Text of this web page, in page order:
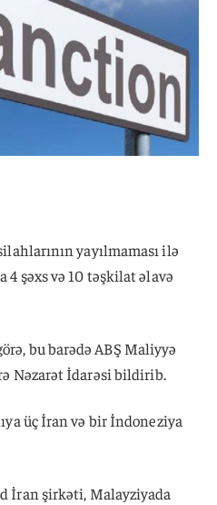
yayılmaması ilə
4 şəxs və 10 təşkilat əlavə
bu barədə ABŞ Maliyyə
Nəzarət İdarəsi bildirib.
üç İran və bir İndoneziya
İran şirkəti, Malayziyada